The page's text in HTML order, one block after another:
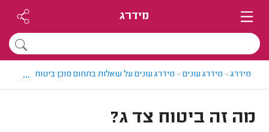
מידרג
מידרג> מידרג עונים> מידרג עונים על שאלות בתחום סוכן ביטוח >מה זה...
מה זה ביטוח צד ג?